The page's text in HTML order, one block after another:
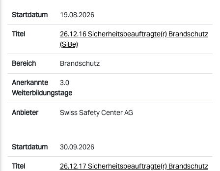
19.08.2026
26.12.16 Sicherheitsbeauftragte(r) Brandschutz
(SiBe)
Brandschutz
3.0
Swiss Safety Center AG
30.09.2026
26.12.17 Sicherheitsbeauftragte(r) Brandschutz